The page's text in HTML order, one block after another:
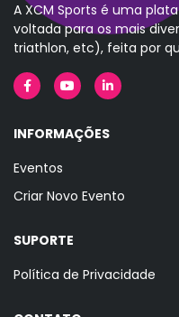
A XCM Sports é uma
voltada para os mais
triathlon, etc), feita por
INFORMAÇÕES
Eventos
Criar Novo Evento
SUPORTE
Política de Privacidade